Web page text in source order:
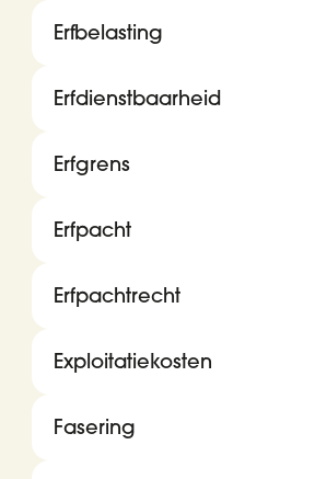
Erfbelasting
Erfdienstbaarheid
Erfgrens
Erfpacht
Erfpachtrecht
Exploitatiekosten
Fasering